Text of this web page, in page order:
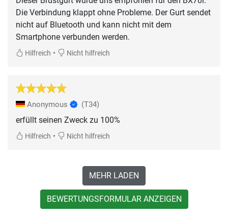
Die Verbindung klappt ohne Probleme. Der Gurt sendet
nicht auf Bluetooth und kann nicht mit dem
Smartphone verbunden werden.
Hilfreich • Nicht hilfreich
Anonymous (T34)
erfüllt seinen Zweck zu 100%
Hilfreich • Nicht hilfreich
MEHR LADEN
BEWERTUNGSFORMULAR ANZEIGEN